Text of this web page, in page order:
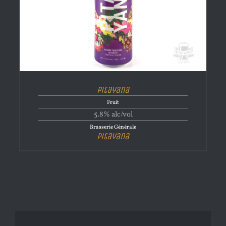
Pitayana
Fruit
5.8% alc/vol
Brasserie Générale
Pitayana